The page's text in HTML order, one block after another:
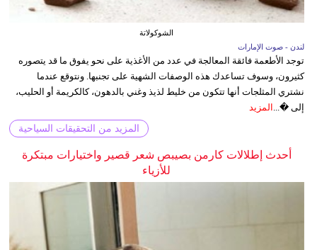
الشوكولاتة
لندن - صوت الإمارات
توجد الأطعمة فائقة المعالجة في عدد من الأغذية على نحو يفوق ما قد يتصوره
كثيرون، وسوف تساعدك هذه الوصفات الشهية على تجنبها. ونتوقع عندما
نشتري المثلجات أنها تتكون من خليط لذيذ وغني بالدهون، كالكريمة أو الحليب،
إلى �... المزيد
المزيد من التحقيقات السياحية
أحدث إطلالات كارمن بصيبص شعر قصير واختيارات مبتكرة
للأزياء